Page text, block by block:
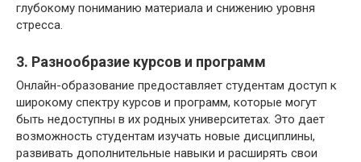
глубокому пониманию материала и снижению уровня
стресса.
3. Разнообразие курсов и программ
Онлайн-образование предоставляет студентам доступ к
широкому спектру курсов и программ, которые могут
быть недоступны в их родных университетах. Это дает
возможность студентам изучать новые дисциплины,
развивать дополнительные навыки и расширять свои